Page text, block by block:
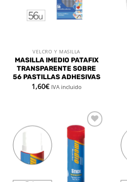
VELCRO Y MASILLA
MASILLA IMEDIO PATAFIX
TRANSPARENTE SOBRE
56 PASTILLAS ADHESIVAS
1,60€ IVA incluido
Añadir
lista de